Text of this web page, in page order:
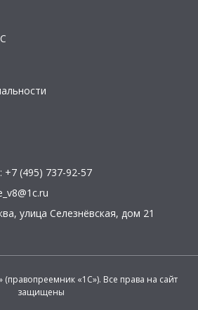
+7 (495) 737-92-57
, улица Селезнёвская, дом 21
«1С»). Все права на сайт
защищены